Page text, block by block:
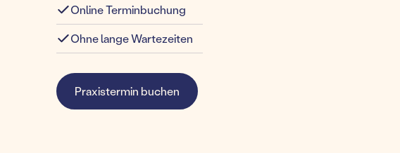
Online Terminbuchung
Ohne lange Wartezeiten
Praxistermin buchen